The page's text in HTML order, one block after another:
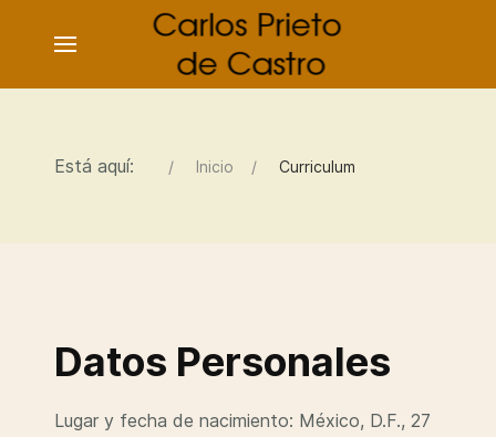
Está aquí: Inicio Curriculum
Datos Personales
Lugar y fecha de nacimiento: México, D.F., 27